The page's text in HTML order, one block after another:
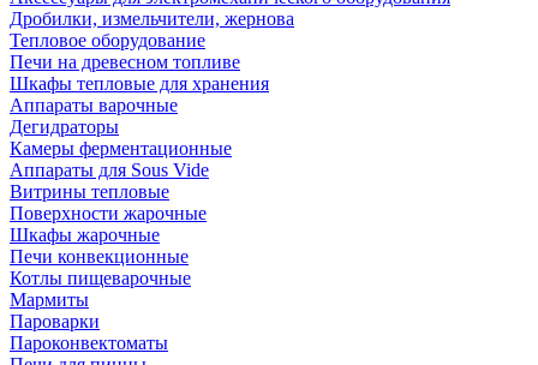
Дробилки, измельчители, жернова
Тепловое оборудование
Печи на древесном топливе
Шкафы тепловые для хранения
Аппараты варочные
Дегидраторы
Камеры ферментационные
Аппараты для Sous Vide
Витрины тепловые
Поверхности жарочные
Шкафы жарочные
Печи конвекционные
Котлы пищеварочные
Мармиты
Пароварки
Пароконвектоматы